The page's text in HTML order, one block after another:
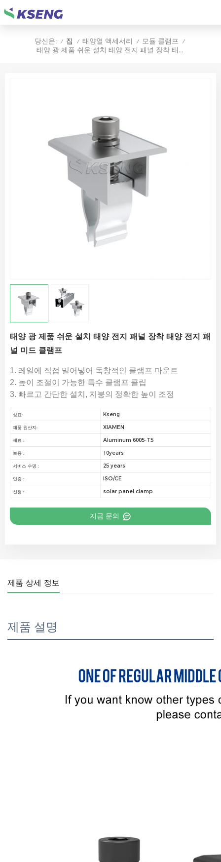
당신은: / 집 / 태양열 액세서리 / 모듈 클램프 /
태양 광 제품 쉬운 설치 태양 전지 패널 장착 태양 전지 패널 미드 클램프
태양 광 제품 쉬운 설치 태양 전지 패널 장착 태양 전지 패
널 미드 클램프
1. 레일에 직접 밀어넣어 독창적인 클램프 마운트
2. 높이 조절이 가능한 특수 클램프 클립
3. 빠르고 간단한 설치, 지붕의 정확한 높이 조정
상표: Kseng
제품 원산지: XIAMEN
재료 : Aluminum 6005-T5
보증 : 10years
서비스 수명 : 25 years
인증 : ISO/CE
신청 : solar panel clamp
지금 문의
제품 상세 정보
제품 설명